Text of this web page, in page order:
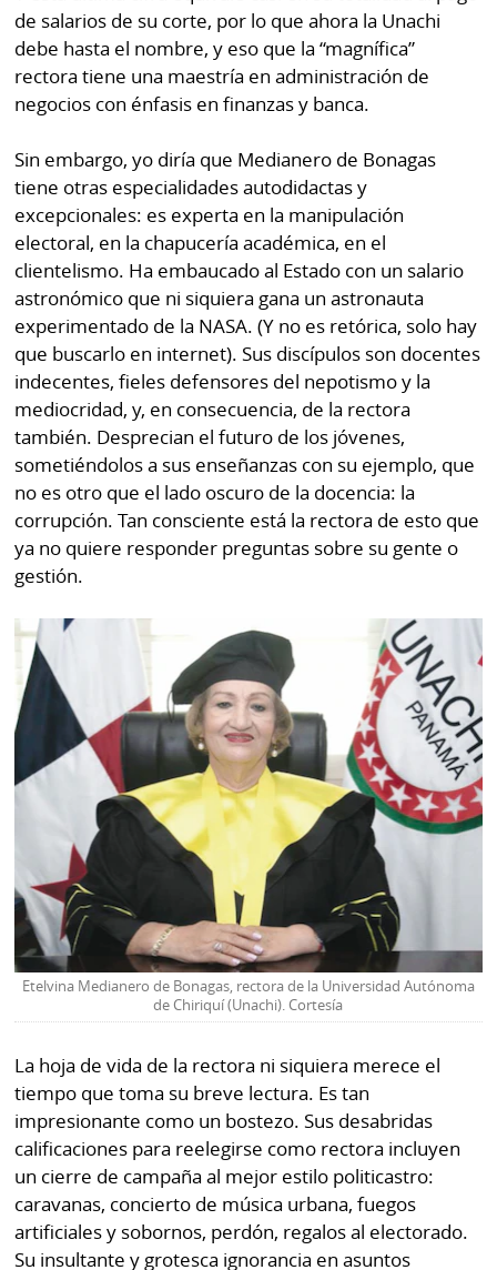
de salarios de su corte, por lo que ahora la Unachi
debe hasta el nombre, y eso que la “magnífica”
rectora tiene una maestría en administración de
negocios con énfasis en finanzas y banca.
Sin embargo, yo diría que Medianero de Bonagas
tiene otras especialidades autodidactas y
excepcionales: es experta en la manipulación
electoral, en la chapucería académica, en el
clientelismo. Ha embaucado al Estado con un salario
astronómico que ni siquiera gana un astronauta
experimentado de la NASA. (Y no es retórica, solo hay
que buscarlo en internet). Sus discípulos son docentes
indecentes, fieles defensores del nepotismo y la
mediocridad, y, en consecuencia, de la rectora
también. Desprecian el futuro de los jóvenes,
sometiéndolos a sus enseñanzas con su ejemplo, que
no es otro que el lado oscuro de la docencia: la
corrupción. Tan consciente está la rectora de esto que
ya no quiere responder preguntas sobre su gente o
gestión.
Etelvina Medianero de Bonagas, rectora de la Universidad Autónoma
de Chiriquí (Unachi). Cortesía
La hoja de vida de la rectora ni siquiera merece el
tiempo que toma su breve lectura. Es tan
impresionante como un bostezo. Sus desabridas
calificaciones para reelegirse como rectora incluyen
un cierre de campaña al mejor estilo politicastro:
caravanas, concierto de música urbana, fuegos
artificiales y sobornos, perdón, regalos al electorado.
Su insultante y grotesca ignorancia en asuntos